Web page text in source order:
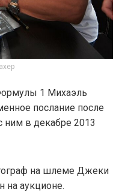
1 Михаэль
послание после
ним в декабре 2013
на шлеме Джеки
на аукционе.